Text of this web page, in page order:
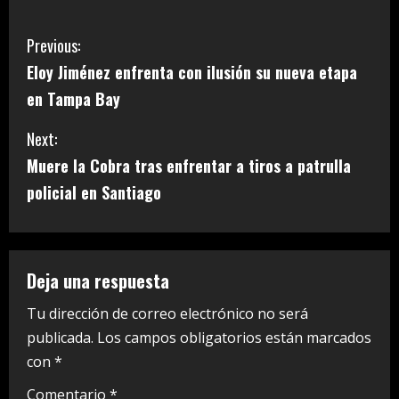
C
o
n
t
i
n
u
e
R
e
Previous:
Eloy Jiménez enfrenta con ilusión su nueva etapa
en Tampa Bay
Next:
Muere la Cobra tras enfrentar a tiros a patrulla
policial en Santiago
Deja una respuesta
Tu dirección de correo electrónico no será
publicada. Los campos obligatorios están marcados
con *
Comentario *